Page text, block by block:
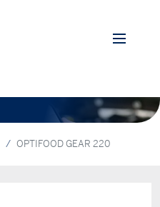
OPTIFOOD GEAR 220